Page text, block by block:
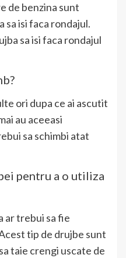
de benzina sunt
isi faca rondajul.
sa isi faca rondajul
ori dupa ce ai ascutit
au aceeasi
sa schimbi atat
pentru a o utiliza
ar trebui sa fie
tip de drujbe sunt
taie crengi uscate de